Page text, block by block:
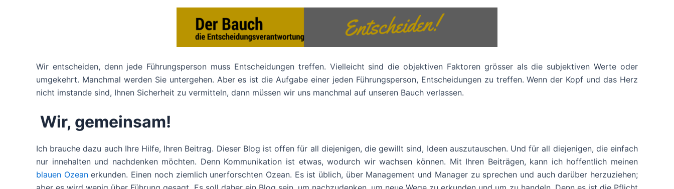
Wir entscheiden, denn jede Führungsperson muss Entscheidungen treffen. Vielleicht sind die objektiven Faktoren grösser als die subjektiven Werte oder
umgekehrt. Manchmal werden Sie untergehen. Aber es ist die Aufgabe einer jeden Führungsperson, Entscheidungen zu treffen. Wenn der Kopf und das Herz
nicht imstande sind, Ihnen Sicherheit zu vermitteln, dann müssen wir uns manchmal auf unseren Bauch verlassen.
Wir, gemeinsam!
Ich brauche dazu auch Ihre Hilfe, Ihren Beitrag. Dieser Blog ist offen für all diejenigen, die gewillt sind, Ideen auszutauschen. Und für all diejenigen, die einfach
nur innehalten und nachdenken möchten. Denn Kommunikation ist etwas, wodurch wir wachsen können. Mit Ihren Beiträgen, kann ich hoffentlich meinen
blauen Ozeanerkunden. Einen noch ziemlich unerforschten Ozean. Es ist üblich, über Management und Manager zu sprechen und auch darüber herzuziehen;